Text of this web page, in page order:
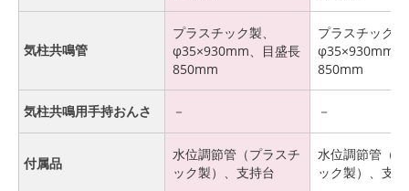
気柱共鳴管
プラスチック製、
φ35×930mm、目盛長
850mm
プラスチック
φ35×930mm、
850mm
気柱共鳴用手持おんさ － －
付属品
水位調節管（プラスチ
ック製）、支持台
水位調節管（
ック製）、支